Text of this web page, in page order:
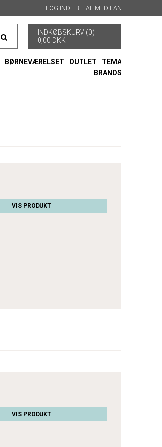
LOG IND BETAL MED EAN
INDKØBSKURV (0)
0,00 DKK
BØRNEVÆRELSET OUTLET
TEMA
BRANDS
VIS PRODUKT
VIS PRODUKT